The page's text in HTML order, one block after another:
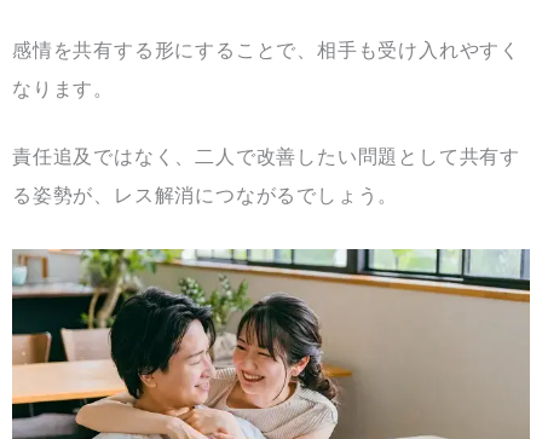
感情を共有する形にすることで、相手も受け入れやすく
なります。
責任追及ではなく、二人で改善したい問題として共有す
る姿勢が、レス解消につながるでしょう。